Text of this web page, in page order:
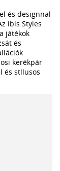
és designnal
ibis Styles
játékok
és
kerékpár
és stílusos